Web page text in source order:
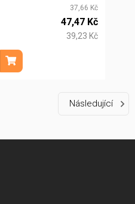
37,66 Kč
47,47 Kč
39,23 Kč
ks
Přidat do košíku
Následující